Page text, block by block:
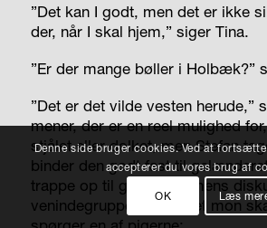
”Det kan I godt, men det er ikke
der, når I skal hjem,” siger Tina.
”Er der mange bøller i Holbæk?”
”Det er det vilde vesten herude,”
mener, der er en reel mulighed
stjålet eller dolket, men Stefan
binder den godt fast til
trappe op til gågaden. Imens
venindegruppe, hvem det mon
Denne side bruger cookies. Ved at
accepterer du vores brug af
OK Læs